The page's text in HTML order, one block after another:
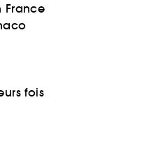
France
fois